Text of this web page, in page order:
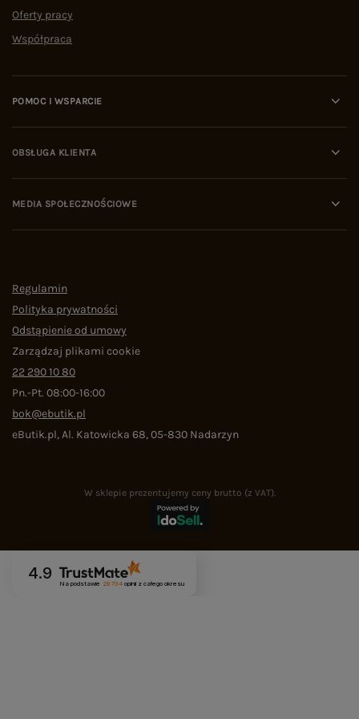
Oferty pracy
Współpraca
POMOC I WSPARCIE
OBSŁUGA KLIENTA
MEDIA SPOŁECZNOŚCIOWE
Regulamin
Polityka prywatności
Odstąpienie od umowy
Zarządzaj plikami cookie
22 290 10 80
Pn.-Pt. 08:00-16:00
bok@ebutik.pl
eButik.pl,Al. Katowicka 68,05-830 Nadarzyn
W sklepie prezentujemy ceny brutto (z VAT).
4.9
Na podstawie 29 734opinii z całego okresu